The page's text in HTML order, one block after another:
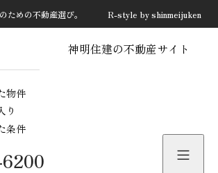
最近見た物件
物件を探す
のための不動産選び。 R-style by shinmeijuken
神明住建の不動産サイト
物件
り
条件